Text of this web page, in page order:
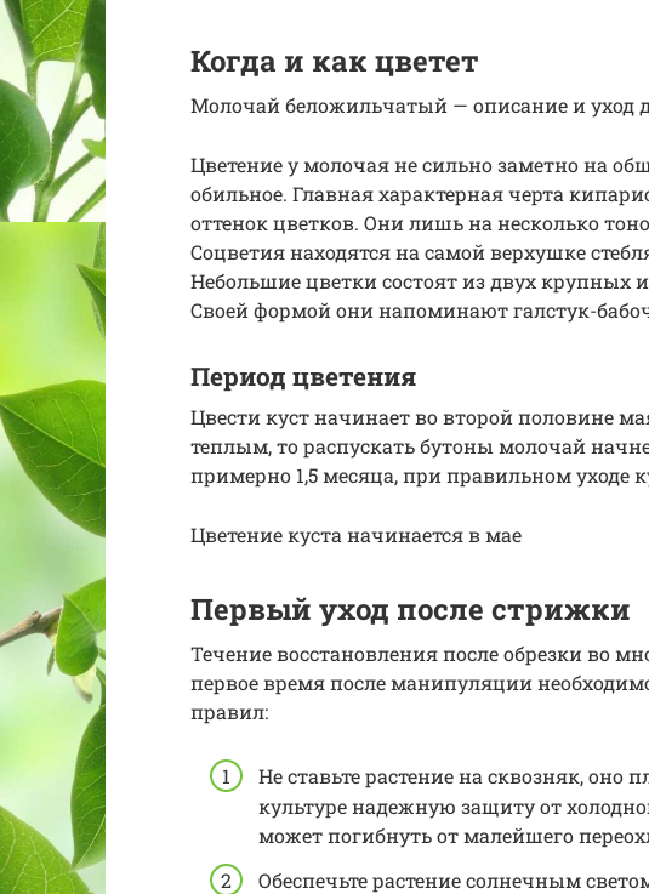
Когда и как цветет
Молочай беложильчатый — описание и уход
Цветение у молочая не сильно заметно на
обильное. Главная характерная черта
оттенок цветков. Они лишь на несколько
Соцветия находятся на самой верхушке
Небольшие цветки состоят из двух крупных
Своей формой они напоминают галстук-
Период цветения
Цвести куст начинает во второй половине
теплым, то распускать бутоны молочай
примерно 1,5 месяца, при правильном уходе
Цветение куста начинается в мае
Первый уход после стрижки
Течение восстановления после обрезки во
первое время после манипуляции
правил:
Не ставьте растение на сквозняк, оно
культуре надежную защиту от
может погибнуть от малейшего
Обеспечьте растение солнечным